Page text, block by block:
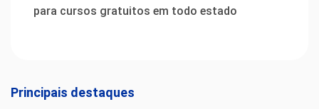
para cursos gratuitos em todo estado
Principais destaques